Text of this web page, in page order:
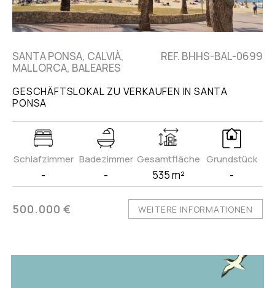
SANTA PONSA, CALVIÀ,
MALLORCA, BALEARES
REF. BHHS-BAL-0699
GESCHÄFTSLOKAL ZU VERKAUFEN IN SANTA
PONSA
Schlafzimmer
-
Badezimmer
-
Gesamtfläche
535 m²
Grundstück
-
500.000 € WEITERE INFORMATIONEN